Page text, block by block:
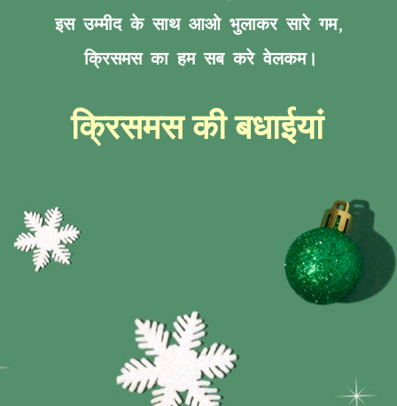
इस उम्मीद के साथ आओ भुलाकर सारे गम,
क्रिसमस का हम सब करे वेलकम।
क्रिसमस की बधाईयां